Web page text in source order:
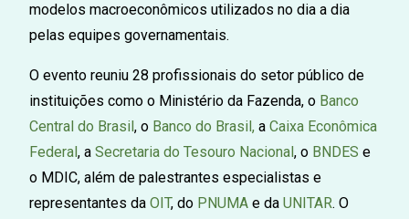
modelos macroeconômicos utilizados no dia a dia
pelas equipes governamentais.
O evento reuniu 28 profissionais do setor público de
instituições como o Ministério da Fazenda, o Banco
Central do Brasil , o Banco do Brasil, a Caixa Econômica
Federal , a Secretaria do Tesouro Nacional , o BNDES e
o MDIC, além de palestrantes especialistas e
representantes da OIT, do PNUMA e da UNITAR. O